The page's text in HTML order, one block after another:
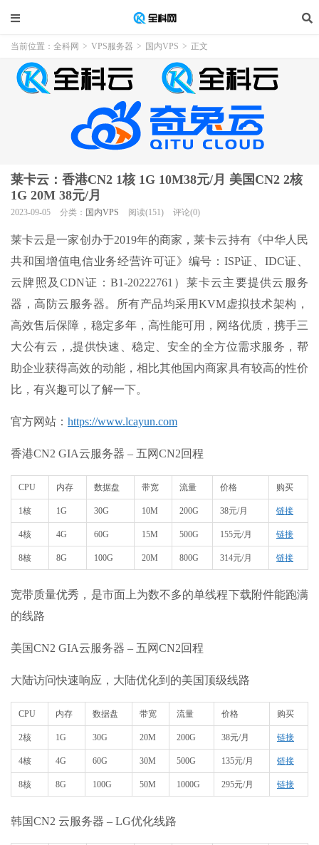
当前位置： 全科网 > VPS服务器 > 国内VPS > 正文
莱卡云：香港CN2 1核 1G 10M38元/月 美国CN2 2核
1G 20M 38元/月
2023-09-05 分类： 国内VPS 阅读(151) 评论(0)
莱卡云是一家创办于2019年的商家，莱卡云持有《中华人民
共和国增值电信业务经营许可证》编号：ISP证、IDC证、
云牌照及CDN证：B1-20222761）莱卡云主要提供云服务
器，高防云服务器。所有产品均采用KVM虚拟技术架构，
高效售后保障，稳定多年，高性能可用，网络优质，携手三
大公有云，,提供快速、稳定、安全的全方位需求服务，帮
助企业获得高效的动能，相比其他国内商家具有较高的性价
比，有兴趣可以了解一下。
官方网站 ： https://www.lcayun.com
香港CN2 GIA云服务器 – 五网CN2回程
CPU 内存 数据盘 带宽 流量 价格 购买
1核 1G 30G 10M 200G 38元/月 链接
4核 4G 60G 15M 500G 155元/月 链接
8核 8G 100G 20M 800G 314元/月 链接
宽带质量优秀，是市面上为数不多的单线程下载附件能跑满
的线路
美国CN2 GIA云服务器 – 五网CN2回程
大陆访问快速响应，大陆优化到的美国顶级线路
CPU 内存 数据盘 带宽 流量 价格 购买
2核 1G 30G 20M 200G 38元/月 链接
4核 4G 60G 30M 500G 135元/月 链接
8核 8G 100G 50M 1000G 295元/月 链接
韩国CN2 云服务器 – LG优化线路